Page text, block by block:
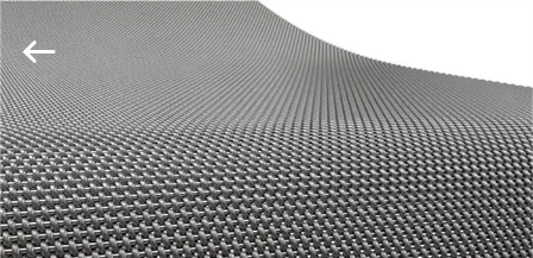
مسكن
منتجات
Reserved.